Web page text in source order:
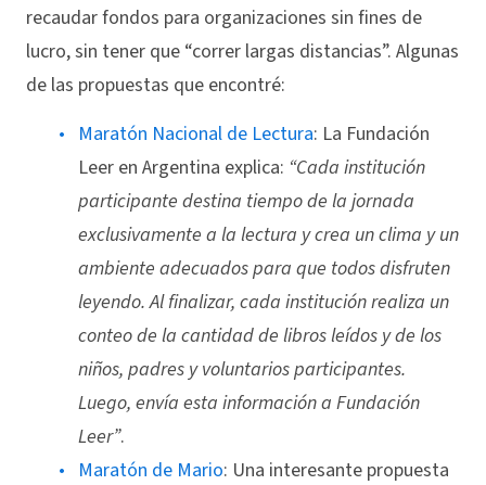
recaudar fondos para organizaciones sin fines de
lucro, sin tener que “correr largas distancias”. Algunas
de las propuestas que encontré:
Maratón Nacional de Lectura: La Fundación
Leer en Argentina explica: “Cada institución
participante destina tiempo de la jornada
exclusivamente a la lectura y crea un clima y un
ambiente adecuados para que todos disfruten
leyendo. Al finalizar, cada institución realiza un
conteo de la cantidad de libros leídos y de los
niños, padres y voluntarios participantes.
Luego, envía esta información a Fundación
Leer”.
Maratón de Mario: Una interesante propuesta